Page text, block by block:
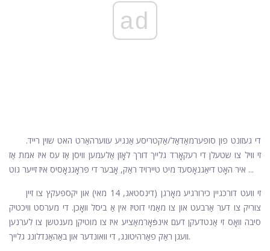
ad
די געזונט פון סופּערמאַדאַל/אַקטריסע אַנגיע עווערהאַרט האט שוין רייד.
זי וויל צו שטעלן די רעקאָרד גלייך דורך לאָזן אַלעמען וויסן אַז עס איז אמת אַז
איר האָט דיאַגנאָסעד מיט טיירויד ראַק, אָבער די פּראָגנאָסיס איז זייער גוט ...
זי וועט דורכגיין כירורגיע מאָרגן (דינסטאג, 14 מאי) און יקספּעקץ צו זיין
צוריק צו דער אַרבעט און צו מאַמי דוטיז אין אַ ביסל וואָכן. די מערסט וויכטיק
סיבה וואָס זי אַנטדעקן דעם אינפֿאָרמאַציע איז צו מוטיקן מענטשן צו לערנען
וועגן ראַק פאַרהיטונג, די וואונדער און באַהאַנדלונג גלייך.